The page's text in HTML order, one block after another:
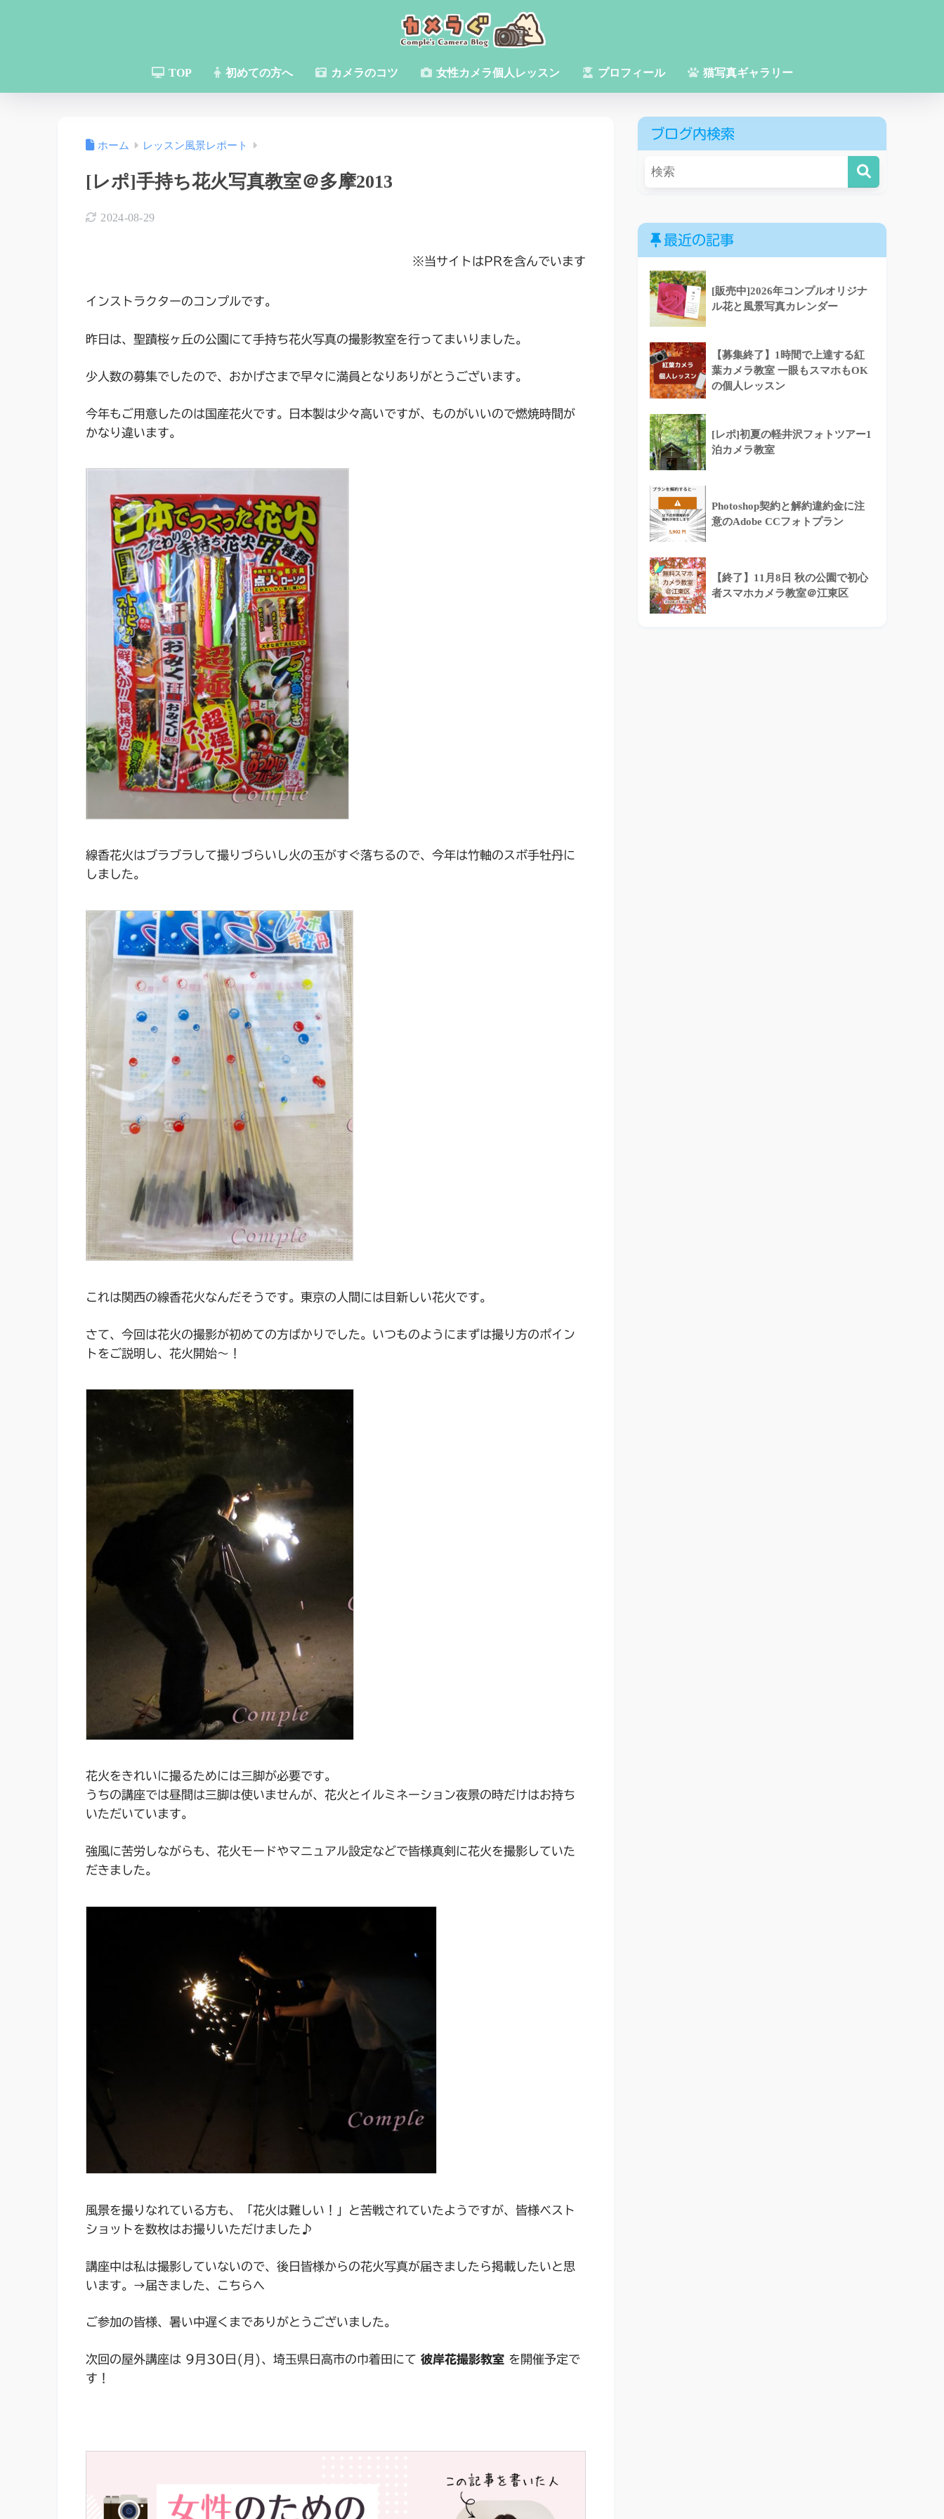
TOP 初めての方へ カメラのコツ 女性カメラ個人レッスン プロフィール 猫写真ギャラリー
ホーム レッスン風景レポート
[レポ]手持ち花火写真教室＠多摩2013
2024-08-29
※当サイトはPRを含んでいます
インストラクターのコンプルです。
昨日は、聖蹟桜ヶ丘の公園にて手持ち花火写真の撮影教室を行ってまいりました。
少人数の募集でしたので、おかげさまで早々に満員となりありがとうございます。
今年もご用意したのは国産花火です。日本製は少々高いですが、ものがいいので燃焼時間が
かなり違います。
線香花火はブラブラして撮りづらいし火の玉がすぐ落ちるので、今年は竹軸のスボ手牡丹に
しました。
これは関西の線香花火なんだそうです。東京の人間には目新しい花火です。
さて、今回は花火の撮影が初めての方ばかりでした。いつものようにまずは撮り方のポイン
トをご説明し、花火開始～！
花火をきれいに撮るためには三脚が必要です。
うちの講座では昼間は三脚は使いませんが、花火とイルミネーション夜景の時だけはお持ち
いただいています。
強風に苦労しながらも、花火モードやマニュアル設定などで皆様真剣に花火を撮影していた
だきました。
風景を撮りなれている方も、「花火は難しい！」と苦戦されていたようですが、皆様ベスト
ショットを数枚はお撮りいただけました♪
講座中は私は撮影していないので、後日皆様からの花火写真が届きましたら掲載したいと思
います。→届きました、こちらへ
ご参加の皆様、暑い中遅くまでありがとうございました。
次回の屋外講座は 9月30日(月)、埼玉県日高市の巾着田にて 彼岸花撮影教室 を開催予定で
す！
ブログ内検索
最近の記事
[販売中]2026年コンプルオリジナ
ル花と風景写真カレンダー
【募集終了】1時間で上達する紅
葉カメラ教室 一眼もスマホもOK
の個人レッスン
[レポ]初夏の軽井沢フォトツアー1
泊カメラ教室
Photoshop契約と解約違約金に注
意のAdobe CCフォトプラン
【終了】11月8日 秋の公園で初心
者スマホカメラ教室＠江東区